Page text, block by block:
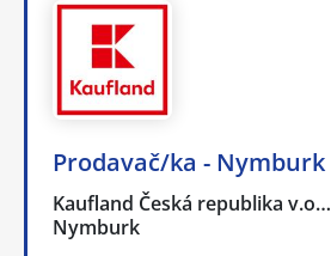
Prodavač/ka - Nymburk
Kaufland Česká republika v.o…
Nymburk